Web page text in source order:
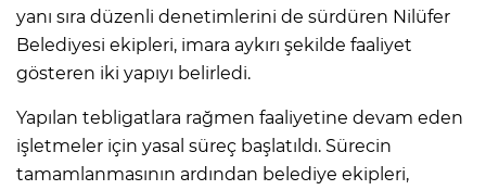
yanı sıra düzenli denetimlerini de sürdüren Nilüfer
Belediyesi ekipleri, imara aykırı şekilde faaliyet
gösteren iki yapıyı belirledi.
Yapılan tebligatlara rağmen faaliyetine devam eden
işletmeler için yasal süreç başlatıldı. Sürecin
tamamlanmasının ardından belediye ekipleri,